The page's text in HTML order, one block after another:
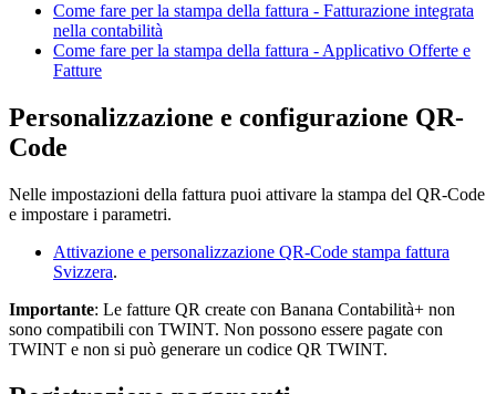
Come fare per la stampa della fattura - Fatturazione integrata
nella contabilità
Come fare per la stampa della fattura - Applicativo Offerte e
Fatture
Personalizzazione e configurazione QR-
Code
Nelle impostazioni della fattura puoi attivare la stampa del QR-Code
e impostare i parametri.
Attivazione e personalizzazione QR-Code stampa fattura
Svizzera.
Importante: Le fatture QR create con Banana Contabilità+ non
sono compatibili con TWINT. Non possono essere pagate con
TWINT e non si può generare un codice QR TWINT.